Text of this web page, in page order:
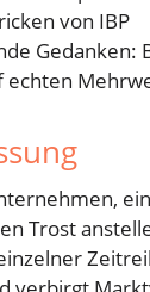
von IBP
Gedanken:
echten
Trost